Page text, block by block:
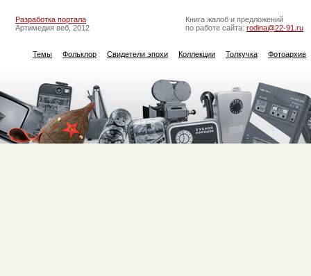
Разработка портала
Артимедия веб, 2012
Книга жалоб и предложений
по работе сайта: rodina@22-91.ru
Темы Фольклор Свидетели эпохи Коллекции Толкучка Фотоархив